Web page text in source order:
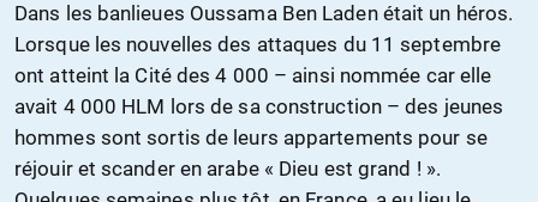
Dans les banlieues Oussama Ben Laden était un héros.
Lorsque les nouvelles des attaques du 11 septembre
ont atteint la Cité des 4 000 – ainsi nommée car elle
avait 4 000 HLM lors de sa construction – des jeunes
hommes sont sortis de leurs appartements pour se
réjouir et scander en arabe « Dieu est grand ! ».